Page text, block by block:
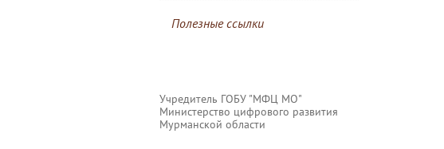
Полезные ссылки
Учредитель ГОБУ "МФЦ МО"
Министерство цифрового развития
Мурманской области